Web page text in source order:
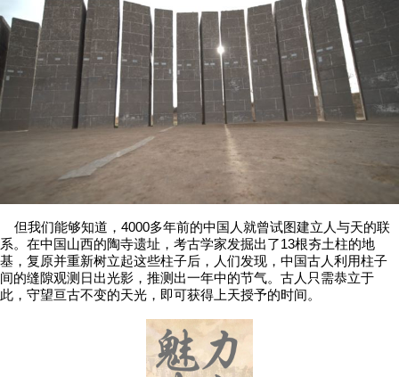
但我们能够知道，4000多年前的中国人就曾试图建立人与天的联
系。在中国山西的陶寺遗址，考古学家发掘出了13根夯土柱的地
基，复原并重新树立起这些柱子后，人们发现，中国古人利用柱子
间的缝隙观测日出光影，推测出一年中的节气。古人只需恭立于
此，守望亘古不变的天光，即可获得上天授予的时间。